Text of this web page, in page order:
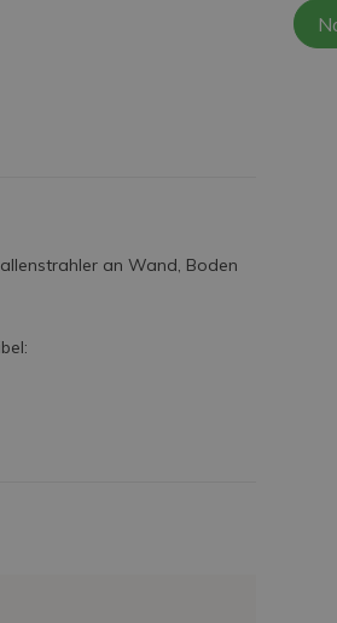
an Wand, Boden